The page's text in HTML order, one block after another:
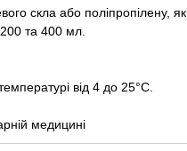
скла або поліпропілену,
та 400 мл.
від 4 до 25°С.
медицині